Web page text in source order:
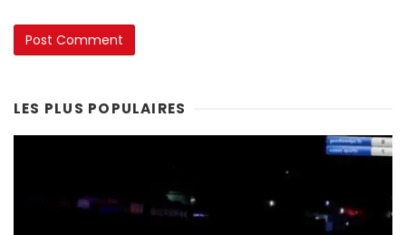
LES PLUS POPULAIRES